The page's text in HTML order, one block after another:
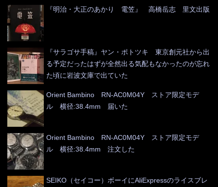
『明治・大正のあかり 電笠』 高橋岳志 里文出版
『サラゴサ手稿』ヤン・ポトツキ 東京創元社から出
る予定だったはずが全然出る気配もなかったのが忘れ
た頃に岩波文庫で出ていた
Orient Bambino RN-AC0M04Y ストア限定モデ
ル 横径:38.4mm 届いた
Orient Bambino RN-AC0M04Y ストア限定モデ
ル 横径:38.4mm 注文した
SEIKO（セイコー）ボーイにAliExpressのライスブレ